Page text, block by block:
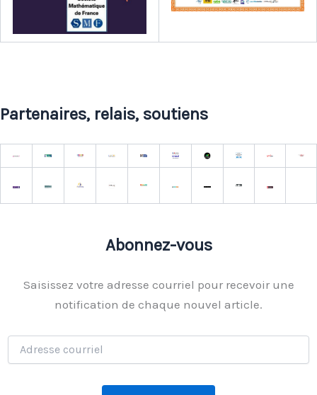
Partenaires, relais, soutiens
Abonnez-vous
Saisissez votre adresse courriel pour recevoir une
notification de chaque nouvel article.
Adresse
courriel